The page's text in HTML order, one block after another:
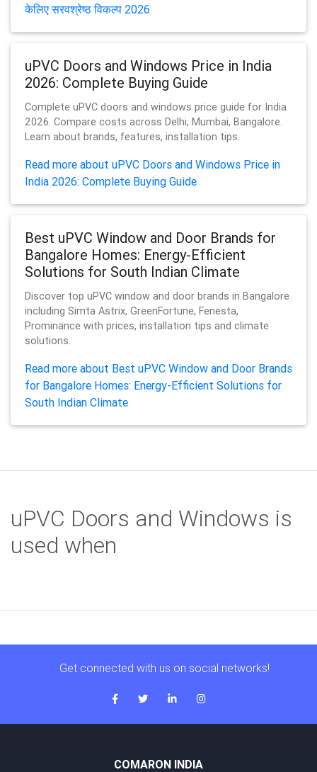
केलिए सरवश्रेष्ठ विकल्प 2026
uPVC Doors and Windows Price in India
2026: Complete Buying Guide
Complete uPVC doors and windows price guide for India
2026. Compare costs across Delhi, Mumbai, Bangalore.
Learn about brands, features, installation tips.
Read more about uPVC Doors and Windows Price in
India 2026: Complete Buying Guide
Best uPVC Window and Door Brands for
Bangalore Homes: Energy-Efficient
Solutions for South Indian Climate
Discover top uPVC window and door brands in Bangalore
including Simta Astrix, GreenFortune, Fenesta,
Prominance with prices, installation tips and climate
solutions.
Read more about Best uPVC Window and Door Brands
for Bangalore Homes: Energy-Efficient Solutions for
South Indian Climate
uPVC Doors and Windows is
used when
Get connected with us on social networks!
COMARON INDIA